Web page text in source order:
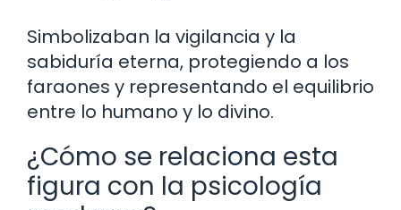
Simbolizaban la vigilancia y la
sabiduría eterna, protegiendo a los
faraones y representando el equilibrio
entre lo humano y lo divino.
¿Cómo se relaciona esta
figura con la psicología